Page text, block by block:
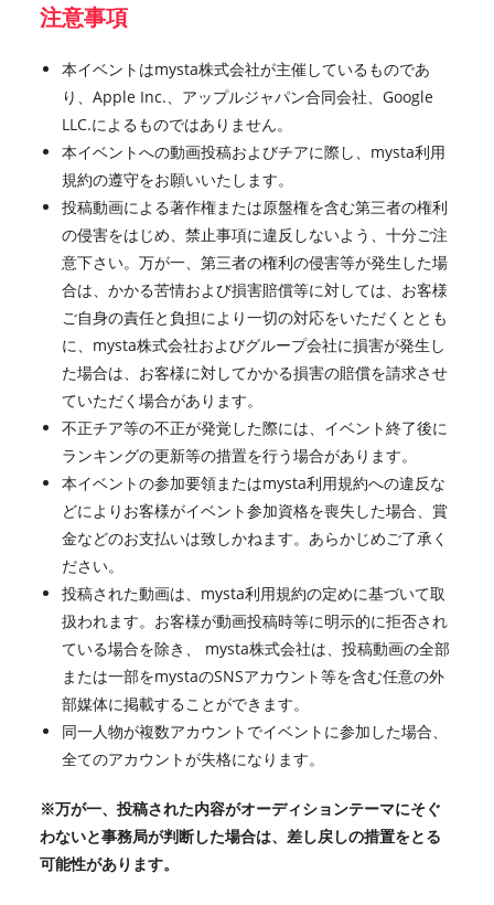
注意事項
本イベントはmysta株式会社が主催しているものであ
り、Apple Inc.、アップルジャパン合同会社、Google
LLC.によるものではありません。
本イベントへの動画投稿およびチアに際し、mysta利用
規約の遵守をお願いいたします。
投稿動画による著作権または原盤権を含む第三者の権利
の侵害をはじめ、禁止事項に違反しないよう、十分ご注
意下さい。万が一、第三者の権利の侵害等が発生した場
合は、かかる苦情および損害賠償等に対しては、お客様
ご自身の責任と負担により一切の対応をいただくととも
に、mysta株式会社およびグループ会社に損害が発生し
た場合は、お客様に対してかかる損害の賠償を請求させ
ていただく場合があります。
不正チア等の不正が発覚した際には、イベント終了後に
ランキングの更新等の措置を行う場合があります。
本イベントの参加要領またはmysta利用規約への違反な
どによりお客様がイベント参加資格を喪失した場合、賞
金などのお支払いは致しかねます。あらかじめご了承く
ださい。
投稿された動画は、mysta利用規約の定めに基づいて取
扱われます。お客様が動画投稿時等に明示的に拒否され
ている場合を除き、 mysta株式会社は、投稿動画の全部
または一部をmystaのSNSアカウント等を含む任意の外
部媒体に掲載することができます。
同一人物が複数アカウントでイベントに参加した場合、
全てのアカウントが失格になります。
※万が一、投稿された内容がオーディションテーマにそぐ
わないと事務局が判断した場合は、差し戻しの措置をとる
可能性があります。